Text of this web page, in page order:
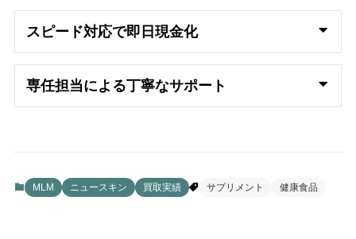
スピード対応で即日 現金化
専任担当による丁寧なサポート
MLM ニュースキン 買取実績 サプリメント 健康食品